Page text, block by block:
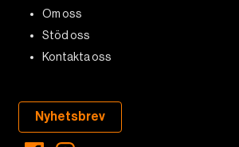
Om oss
Stöd oss
Kontakta oss
Nyhetsbrev